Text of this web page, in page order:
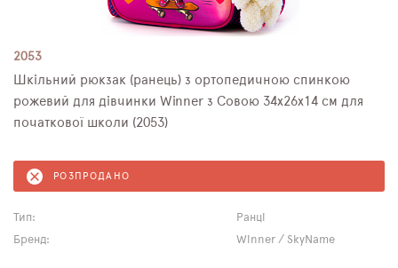
2053
Шкільний рюкзак (ранець) з ортопедичною спинкою
рожевий для дівчинки Winner з Совою 34х26х14 см для
початкової школи (2053)
РОЗПРОДАНО
Тип:
Ранці
Бренд:
Winner / SkyName